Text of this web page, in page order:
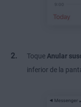
ToqueAnular
inferior de la